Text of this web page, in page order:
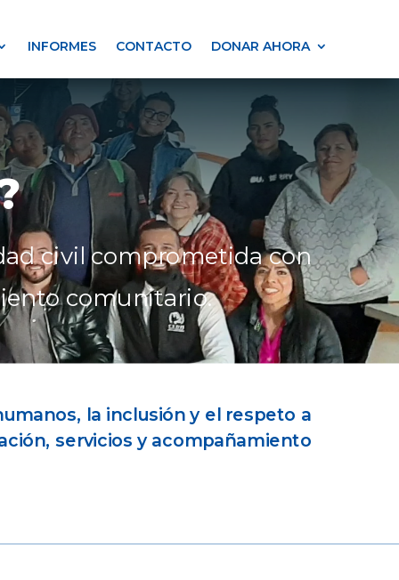
INFORMES CONTACTO DONAR AHORA
civil comprometida con
comunitario.
la inclusión y el respeto a
servicios y acompañamiento